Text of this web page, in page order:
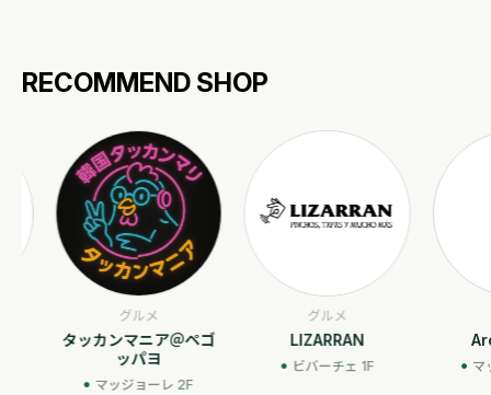
RECOMMEND SHOP
グルメ
タッカンマニア＠ペゴ
ッパヨ
マッジョーレ 2F
グルメ
LIZARRAN
ビバーチェ 1F マッジ